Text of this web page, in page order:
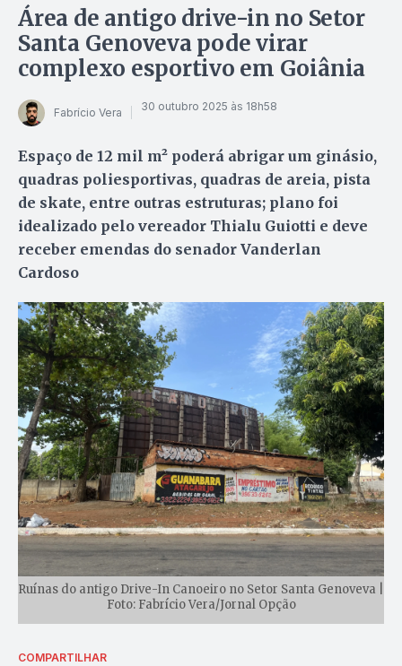
Área de antigo drive-in no Setor
Santa Genoveva pode virar
complexo esportivo em Goiânia
Fabrício Vera 30 outubro 2025 às 18h58
Espaço de 12 mil m² poderá abrigar um ginásio,
quadras poliesportivas, quadras de areia, pista
de skate, entre outras estruturas; plano foi
idealizado pelo vereador Thialu Guiotti e deve
receber emendas do senador Vanderlan
Cardoso
Ruínas do antigo Drive-In Canoeiro no Setor Santa Genoveva |
Foto: Fabrício Vera/Jornal Opção
COMPARTILHAR